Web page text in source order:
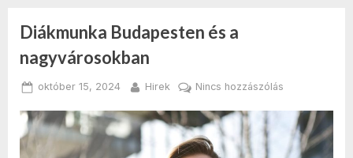
Kategória:
Gazdaság
Diákmunka Budapesten és a
nagyvárosokban
Posted
október 15, 2024 By
Hirek Nincs hozzászólás
Budapesten
és
a